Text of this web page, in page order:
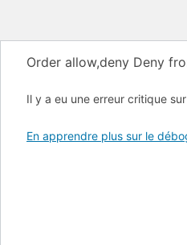
Order allow,deny Deny
Il y a eu une erreur critique
En apprendre plus sur le